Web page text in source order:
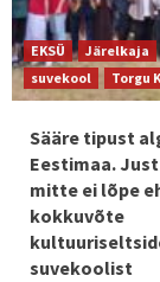
EKSÜ
Järelkaja
suvekool
Torgu
Sääre tipust
Eestimaa.
mitte ei lõpe
kokkuvõte
suvekoolist